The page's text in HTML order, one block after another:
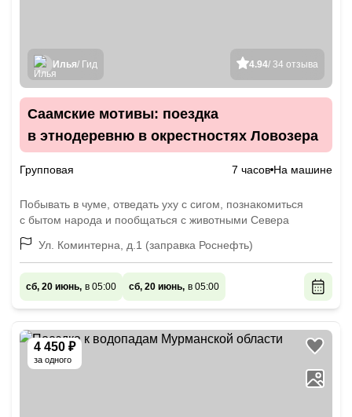
4.94/ 34 отзыва
Илья/ Гид
Саамские мотивы: поездка
в этнодеревню в окрестностях Ловозера
Групповая 7 часов На машине
Побывать в чуме, отведать уху с сигом, познакомиться
с бытом народа и пообщаться с животными Севера
Ул. Коминтерна, д.1 (заправка Роснефть)
сб, 20 июнь, в 05:00 сб, 20 июнь, в 05:00
4 450 ₽
за одного